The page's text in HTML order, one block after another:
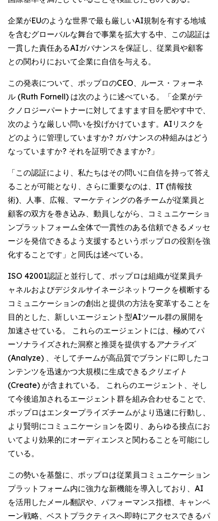
企業がEUのような世界で最も厳しいAI規制を有する地域
を含むグローバルな舞台で事業を拡大する中、この認証は
一貫した責任あるAIガバナンスを保証し、従業員や顧客
との関わりにおいて企業に自信を与える。
この発表について、ポップロのCEO、ルース・フォーネ
ル (Ruth Fornell) は次のように述べている。「企業がテ
クノロジーパートナーに対してますます目を肥やす中で、
次のような厳しい問いを投げかけています。AIリスクを
どのように管理していますか? ガバナンスの枠組みはどう
なっていますか? それを証明できますか?」
「この認証により、私たちはその問いに自信を持って答え
ることが可能となり、さらに重要なのは、IT (情報技
術)、人事、広報、マーケティングの各チームが従業員と
顧客の双方を巻き込み、動員しながら、コミュニケーショ
ンプラットフォーム全体で一貫性のある信頼できるメッセ
ージを発信できるよう支援するというポップロの役割を強
化することです」と同氏は述べている。
ISO 42001認証と並行して、ポップロは組織が従業員チ
ャネルおよびデジタルサイネージネットワークを横断する
コミュニケーションの創出と提供の方法を変革することを
目的とした、新しいエージェント型AIツール群の展開を
加速させている。 これらのエージェントには、極めてパ
ーソナライズされた洞察と推奨を提供する アナライズ
(Analyze) 、そしてチームが高品質でブランドに即したコ
ンテンツを迅速かつ大規模に生成できる クリエイト
(Create) が含まれている。 これらのエージェント、そし
て今後追加されるエージェント群を組み合わせることで、
ポップロはエンタープライズチームがより迅速に行動し、
より賢明にコミュニケーションを図り、あらゆる接点にお
いてより効果的にオーディエンスと関わることを可能にし
ている。
この勢いを基盤に、ポップロは従業員コミュニケーション
プラットフォーム内に強力な新機能を導入しており、AI
を活用したメール翻訳や、パフォーマンス指標、キャンペ
ーン戦略、ベストプラクティスへ即時にアクセスできるパ